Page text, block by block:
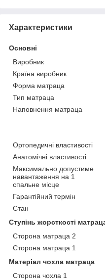
Характеристики
Основні
Виробник
Країна виробник
Форма матраца
Тип матраца
Наповнення матраца
Ортопедичні властивості
Анатомічні властивості
Максимально допустиме
навантаження на 1
спальне місце
Гарантійний термін
Стан
Ступінь жорсткості
Сторона матраца 2
Сторона матраца 1
Матеріал чохла матраца
Сторона чохла 1